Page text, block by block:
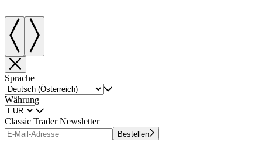
Sprache
Währung
Classic Trader Newsletter
Bestellen